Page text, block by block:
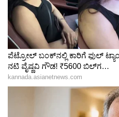
ಕಿ ಆಂಡ್ ಕಾ
ಅನುಷ್ಕಾ ರಿಜೆಕ್ಟ್ ಮಾಡಿದ
ಸಿನಿಮಾ ಕೂಡ ಒಂದು. ಈ
ಅವರಿಗೆ ಆಫರ್ ಮಾಡಲಾಗಿತ್ತು.
ಸಿನಿಮಾದಲ್ಲಿ ನಟಿಸಲು
ಅವರನ್ನು ಆಯ್ಕೆ ಮಾಡಲಾಯಿತು.